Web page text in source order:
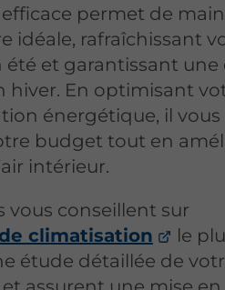
permet de
idéale, rafraîchissant
été et garantissant une
hiver. En optimisant
énergétique, il vous
budget tout en
intérieur.
vous conseillent sur
climatisation
le
étude détaillée de